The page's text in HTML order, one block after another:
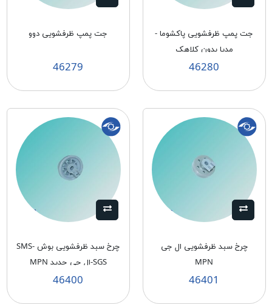
جت پمپ ظرفشویی پاکشوما -
مدیا بدون کلاهک
46280
جت پمپ ظرفشویی دوو
46279
چرخ سبد ظرفشويی ال جی
MPN
46401
چرخ سبد ظرفشويی بوش SMS-
SGS-ال جی جدید MPN
46400